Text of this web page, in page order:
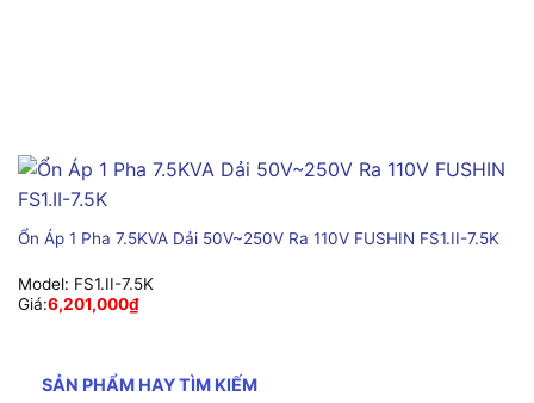
Ổn Áp 1 Pha 7.5KVA Dải 50V~250V Ra 110V FUSHIN FS1.II-7.5K
Model: FS1.II-7.5K
Giá:6,201,000₫
SẢN PHẨM HAY TÌM KIẾM